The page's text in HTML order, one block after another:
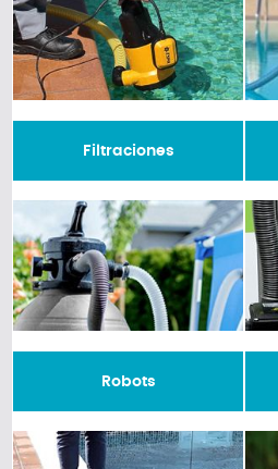
Filtraciones
Robots